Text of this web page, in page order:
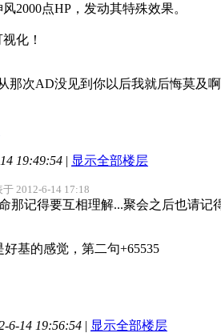
2000点HP，发动其特殊效果。
化！
那次AD没见到你以后我就后悔莫及
19:49:54 | 显示全部楼层
2012-6-14 17:18
那记得要互相理解...聚会之后也请记
基的感觉，第二句+65535
6-14 19:56:54 | 显示全部楼层